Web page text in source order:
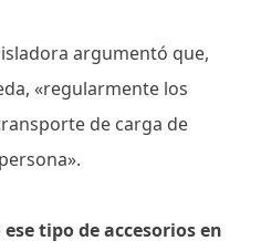
argumentó que,
«regularmente los
de carga de
ese tipo de accesorios en